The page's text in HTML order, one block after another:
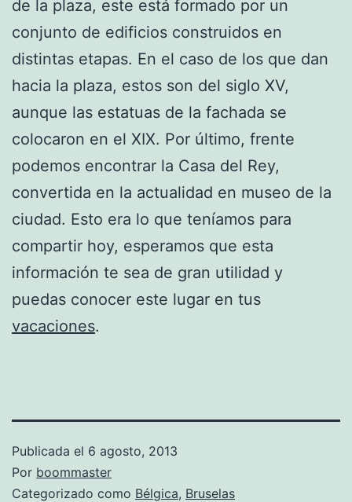
de la plaza, este está formado por un
conjunto de edificios construidos en
distintas etapas. En el caso de los que dan
hacia la plaza, estos son del siglo XV,
aunque las estatuas de la fachada se
colocaron en el XIX. Por último, frente
podemos encontrar la Casa del Rey,
convertida en la actualidad en museo de la
ciudad. Esto era lo que teníamos para
compartir hoy, esperamos que esta
información te sea de gran utilidad y
puedas conocer este lugar en tus
vacaciones.
Publicada el 6 agosto, 2013
Por boommaster
Categorizado como Bélgica, Bruselas